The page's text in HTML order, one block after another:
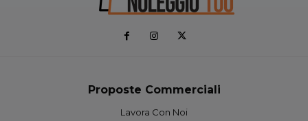
Proposte Commerciali
Lavora Con Noi